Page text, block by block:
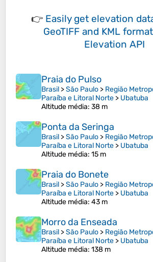
👉 Easily get elevation
GeoTIFF and KML
Elevation API
Praia do Pulso
Brasil >São Paulo > Região
Paraíba e Litoral Norte > Ubatuba
Altitude média: 38 m
Ponta da Seringa
Brasil >São Paulo > Região
Paraíba e Litoral Norte > Ubatuba
Altitude média: 15 m
Praia do Bonete
Brasil >São Paulo > Região
Paraíba e Litoral Norte > Ubatuba
Altitude média: 43 m
Morro da Enseada
Brasil >São Paulo > Região
Paraíba e Litoral Norte > Ubatuba
Altitude média: 138 m